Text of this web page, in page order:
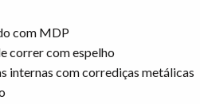
com MDP
correr com espelho
internas com corrediças metálicas